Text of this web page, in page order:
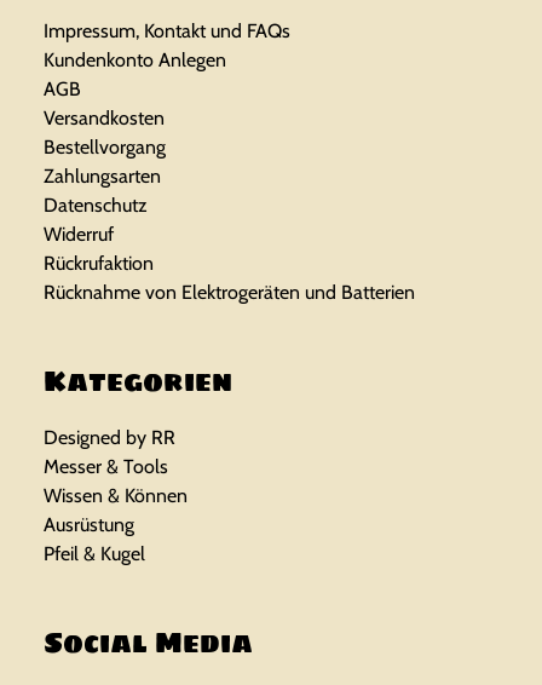
Impressum, Kontakt und FAQs
Kundenkonto Anlegen
AGB
Versandkosten
Bestellvorgang
Zahlungsarten
Datenschutz
Widerruf
Rückrufaktion
Rücknahme von Elektrogeräten und Batterien
Kategorien
Designed by RR
Messer & Tools
Wissen & Können
Ausrüstung
Pfeil & Kugel
Social Media